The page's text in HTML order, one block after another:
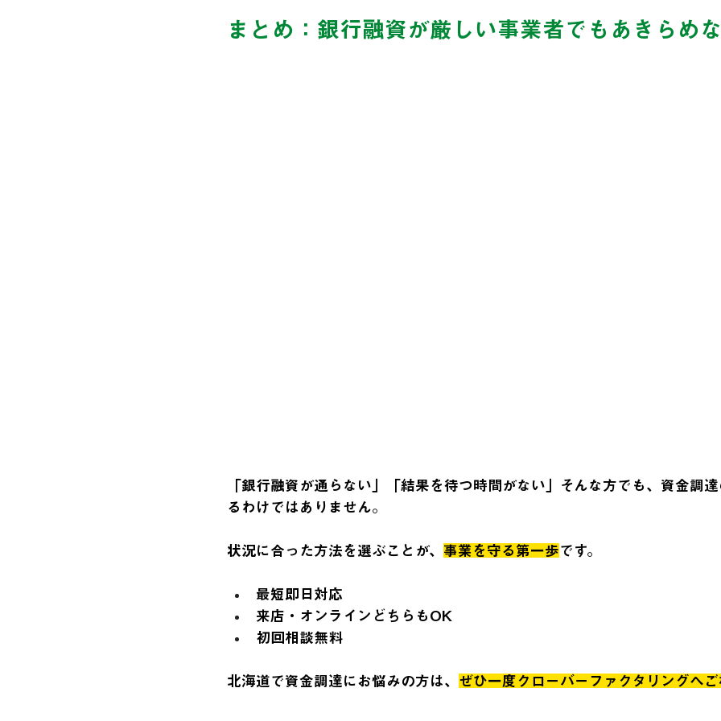
まとめ：銀行融資が厳しい事業者でもあきらめ
「銀行融資が通らない」「結果を待つ時間がない」そんな方でも、資金調
るわけではありません。
状況に合った方法を選ぶことが、 事業を守る第一歩です。
最短即日対応
来店・オンラインどちらもOK
初回相談無料
北海道で資金調達にお悩みの方は、 ぜひ一度クローバーファクタリングへ